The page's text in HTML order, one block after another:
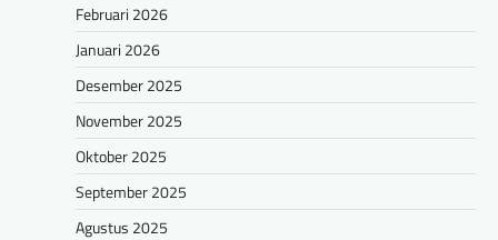
Februari 2026
Januari 2026
Desember 2025
November 2025
Oktober 2025
September 2025
Agustus 2025